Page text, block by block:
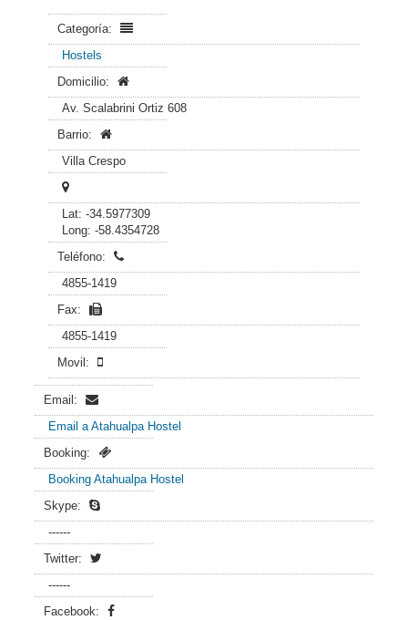
Categoría:
Hostels
Domicilio:
Av. Scalabrini Ortiz 608
Barrio:
Villa Crespo
Lat: -34.5977309
Long: -58.4354728
Teléfono:
4855-1419
Fax:
4855-1419
Movil:
Email:
Email a Atahualpa Hostel
Booking:
Booking Atahualpa Hostel
Skype:
------
Twitter:
------
Facebook: